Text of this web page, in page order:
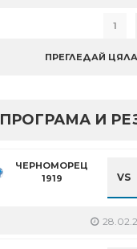
1
ПРЕГЛЕДАЙ
ПРОГРАМА И
ЧЕРНОМОРЕЦ
1919
VS